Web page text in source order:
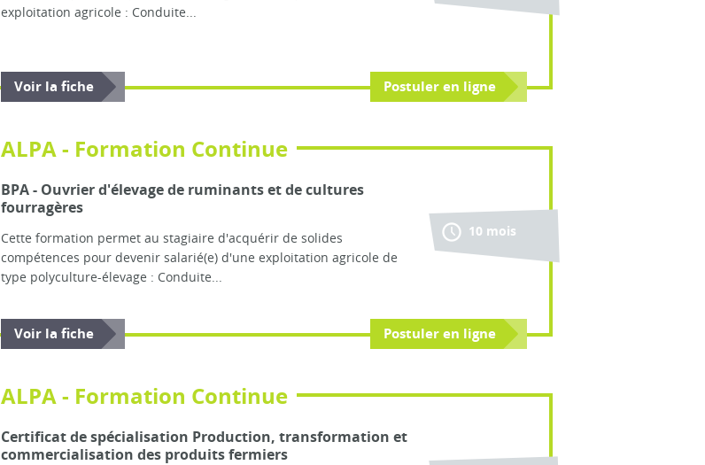
exploitation agricole : Conduite...
Voir la fiche Postuler en ligne
ALPA - Formation Continue
BPA - Ouvrier d'élevage de ruminants et de cultures
fourragères
Cette formation permet au stagiaire d'acquérir de solides
compétences pour devenir salarié(e) d'une exploitation agricole de
type polyculture-élevage : Conduite...
Voir la fiche Postuler en ligne
10 mois
ALPA - Formation Continue
Certificat de spécialisation Production, transformation et
commercialisation des produits fermiers